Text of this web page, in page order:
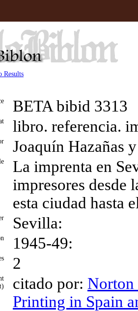
Results
BETA bibid 3313
libro. referencia.
Joaquín Hazañas
La imprenta en
impresores desde
esta ciudad hasta
Sevilla:
1945-49:
2
citado por: Norton
Printing in Spain